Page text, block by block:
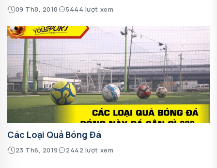
09 Th8, 2018 5444 lượt xem
Các Loại Quả Bóng Đá
23 Th6, 2019 2442 lượt xem